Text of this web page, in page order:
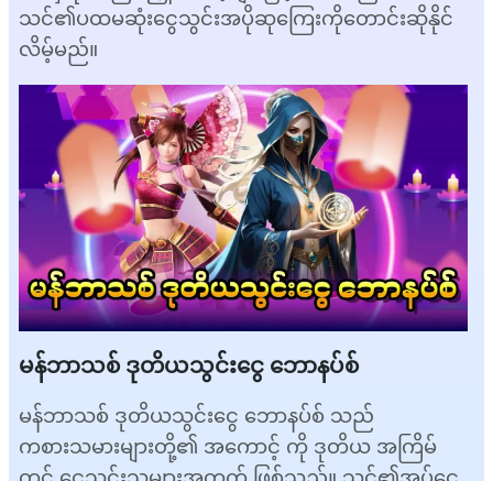
သင်၏ပထမဆုံးငွေသွင်းအပိုဆုကြေးကိုတောင်းဆိုနိုင်
လိမ့်မည်။
မန်ဘာသစ် ဒုတိယသွင်းငွေ ဘောနပ်စ်
မန်ဘာသစ် ဒုတိယသွင်းငွေ ဘောနပ်စ် သည်
ကစားသမားများတို့၏ အကောင့် ကို ဒုတိယ အကြိမ်